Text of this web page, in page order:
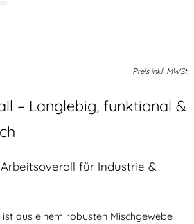
Preis inkl. MWSt.
– Langlebig, funktional &
für Industrie &
ist aus einem robusten Mischgewebe